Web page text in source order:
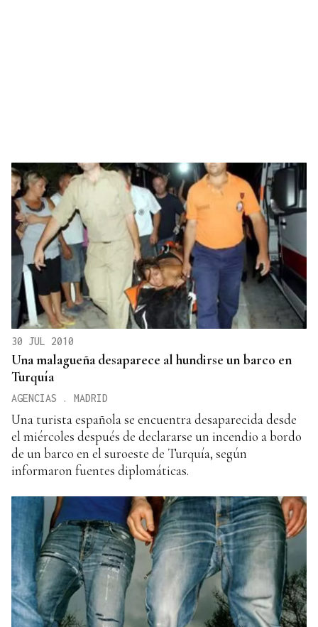
30 JUL 2010
Una malagueña desaparece al hundirse un barco en
Turquía
AGENCIAS . MADRID
Una turista española se encuentra desaparecida desde
el miércoles después de declararse un incendio a bordo
de un barco en el suroeste de Turquía, según
informaron fuentes diplomáticas.